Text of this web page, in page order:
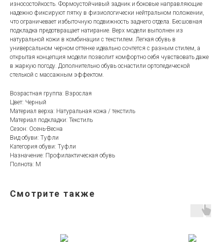
износостойкость. Формоустойчивый задник и боковые направляющие
надежно фиксируют пятку в физиологически нейтральном положении,
что ограничевает избыточную подвижность заднего отдела. Бесшовная
подкладка предотвращает натирание. Верх модели выполнен из
натуральной кожи в комбинации с текстилем. Легкая обувь в
универсальном черном оттенке идеально сочтется с разным стилем, а
открытая концепция модели позволит комфортно себя чувствовать даже
в жаркую погоду. Дополнительно обувь оснастили ортопедической
стелькой с массажным эффектом.
Возрастная группа: Взрослая
Цвет: Черный
Материал верха: Натуральная кожа / текстиль
Материал подкладки: Текстиль
Сезон: Осень-Весна
Вид обуви: Туфли
Категория обуви: Туфли
Назначение: Профилактическая обувь
Полнота: M
Смотрите также